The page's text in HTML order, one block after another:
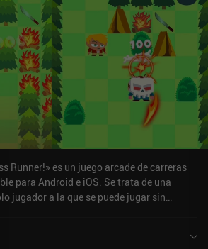
Runner!» es un juego arcade de carreras
para Android e iOS. Se trata de una
jugador a la que se puede jugar sin
Play y de 4,8 sobre 5,0 en la App Store